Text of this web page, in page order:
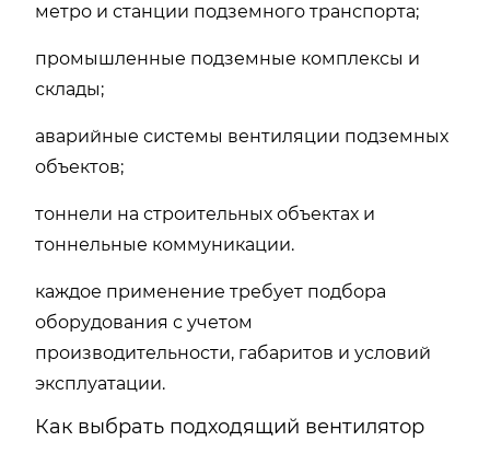
метро и станции подземного транспорта;
промышленные подземные комплексы и
склады;
аварийные системы вентиляции подземных
объектов;
тоннели на строительных объектах и
тоннельные коммуникации.
каждое применение требует подбора
оборудования с учетом
производительности, габаритов и условий
эксплуатации.
Как выбрать подходящий вентилятор